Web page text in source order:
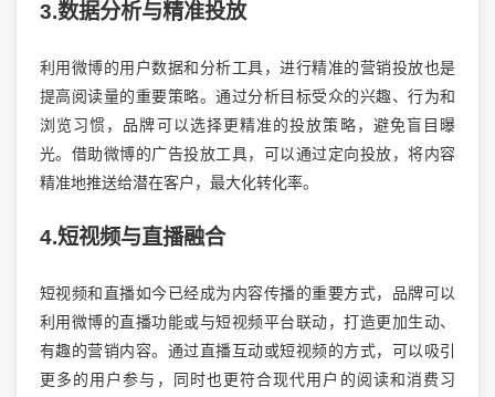
3.数据分析与精准投放
利用微博的用户数据和分析工具，进行精准的营销投放也是
提高阅读量的重要策略。通过分析目标受众的兴趣、行为和
浏览习惯，品牌可以选择更精准的投放策略，避免盲目曝
光。借助微博的广告投放工具，可以通过定向投放，将内容
精准地推送给潜在客户，最大化转化率。
4.短视频与直播融合
短视频和直播如今已经成为内容传播的重要方式，品牌可以
利用微博的直播功能或与短视频平台联动，打造更加生动、
有趣的营销内容。通过直播互动或短视频的方式，可以吸引
更多的用户参与，同时也更符合现代用户的阅读和消费习